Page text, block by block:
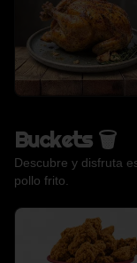
Buckets 🗑️
Descubre y disfruta
pollo frito.